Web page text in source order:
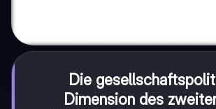
Die
Dimension des